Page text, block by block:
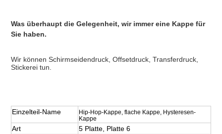
Was überhaupt die Gelegenheit, wir immer eine Kappe für
Sie haben.
Wir können Schirmseidendruck, Offsetdruck, Transferdruck,
Stickerei tun.
Einzelteil-Name
Hip-Hop-Kappe, flache Kappe, Hysteresen-
Kappe
Art
5 Platte, Platte 6